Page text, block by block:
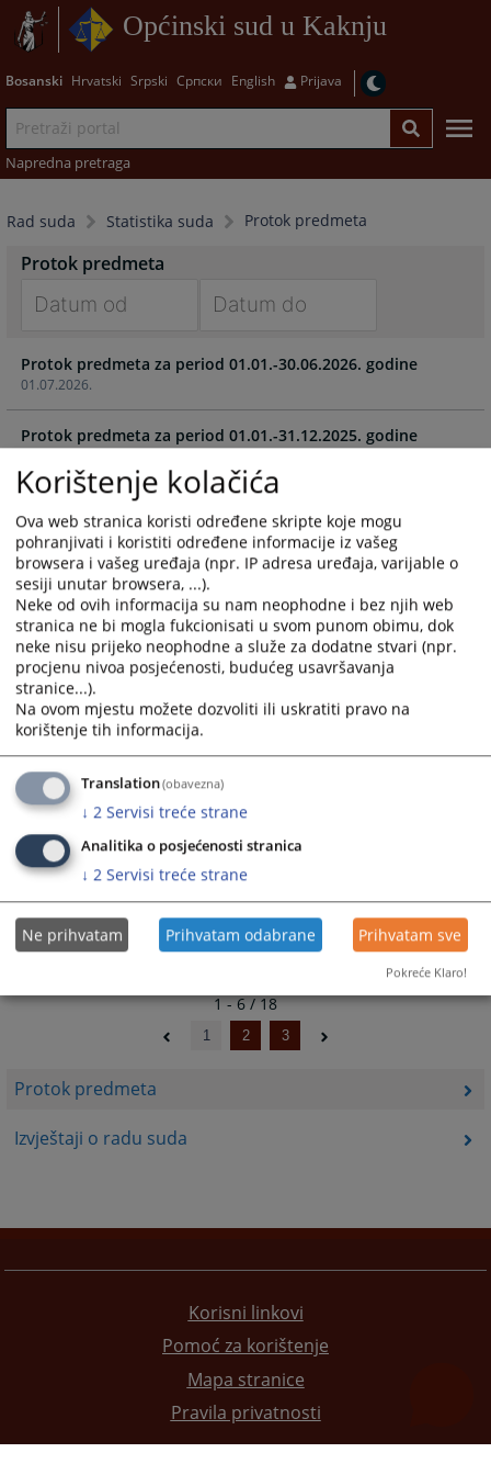
Općinski sud u Kaknju
Bosanski Hrvatski Srpski Српски English Prijava
Napredna pretraga
Rad suda Statistika suda Protok predmeta
Protok predmeta
Izvještaji o radu suda
Protok predmeta
forward
to
interact
with
calendar
select
a
date.
Press
the
question
mark
key
to
get
the
keyboard
shortcuts
for
changing
dates.
forward
interact
with
calendar
and
select
a
date.
Press
the
question
mark
key
get
the
shortcuts
for
changing
dates.
01.07.2026.
Protok predmeta za period 01.01.-30.06.2026. godine
Protok predmeta za period 01.01.-31.12.2025. godine
01.10.2025.
Protok predmeta za period 01.01.-30.09.2025. godine
29.01.2025.
Protok predmeta za period 01.01.-31.12.2024. godine
26.07.2024.
Protok predmeta za period 01.01.-30.06.2024. godine
03.06.2024.
Protok predmeta za period 01.01.-31.05.2024. godine
1 - 6 / 18
1 2 3
Korisni linkovi
Pomoć za korištenje
Mapa stranice
Pravila privatnosti
Korištenje kolačića
Ova web stranica koristi određene skripte koje mogu
pohranjivati i koristiti određene informacije iz vašeg
browsera i vašeg uređaja (npr. IP adresa uređaja, varijable o
sesiji unutar browsera, ...).
Neke od ovih informacija su nam neophodne i bez njih web
stranica ne bi mogla fukcionisati u svom punom obimu, dok
neke nisu prijeko neophodne a služe za dodatne stvari (npr.
procjenu nivoa posjećenosti, budućeg usavršavanja
stranice...).
Na ovom mjestu možete dozvoliti ili uskratiti pravo na
korištenje tih informacija.
Translation(obavezna)
↓ 2 Servisi treće strane
Analitika o posjećenosti stranica
↓ 2 Servisi treće strane
Ne prihvatam Prihvatam odabrane Prihvatam sve
Pokreće Klaro!